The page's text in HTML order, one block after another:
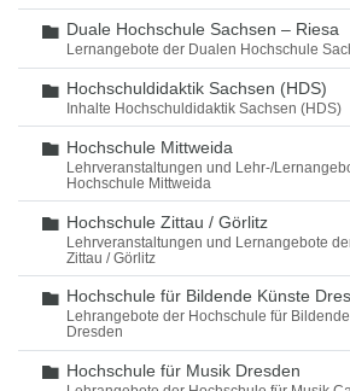
Ordner
Duale Hochschule Sachsen – Riesa
Lernangebote der Dualen Hochschule
Ordner
Hochschuldidaktik Sachsen (HDS)
Inhalte Hochschuldidaktik Sachsen (HDS)
Ordner
Hochschule Mittweida
Lehrveranstaltungen und Lehr-/
Hochschule Mittweida
Ordner
Hochschule Zittau / Görlitz
Lehrveranstaltungen und Lernangebote
Zittau / Görlitz
Ordner
Hochschule für Bildende Künste
Lehrangebote der Hochschule für
Dresden
Ordner
Hochschule für Musik Dresden